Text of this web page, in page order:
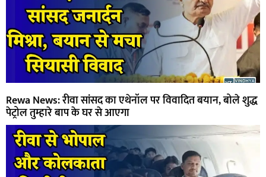
Rewa News: रीवा सांसद का एथेनॉल पर विवादित बयान, बोले शुद्ध
पेट्रोल तुम्हारे बाप के घर से आएगा